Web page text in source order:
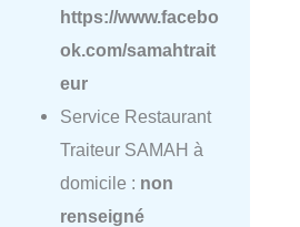
https://www.facebo
ok.com/samahtrait
eur
Service Restaurant
Traiteur SAMAH à
domicile : non
renseigné